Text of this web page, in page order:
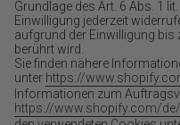
Grundlage des Art. 6 Abs. 1
Einwilligung jederzeit
aufgrund der Einwilligung
berührt wird.
Sie finden nähere
unter https://
Informationen zum
https://www.shopify.com/